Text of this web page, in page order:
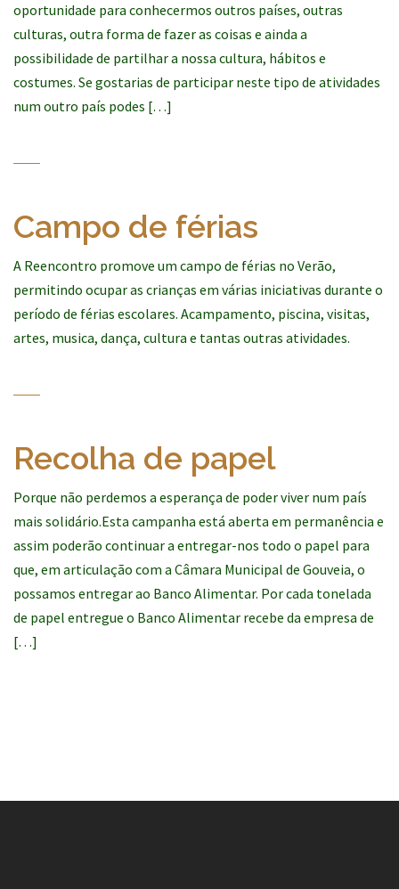
oportunidade para conhecermos outros países, outras
culturas, outra forma de fazer as coisas e ainda a
possibilidade de partilhar a nossa cultura, hábitos e
costumes. Se gostarias de participar neste tipo de atividades
num outro país podes […]
Campo de férias
A Reencontro promove um campo de férias no Verão,
permitindo ocupar as crianças em várias iniciativas durante o
período de férias escolares. Acampamento, piscina, visitas,
artes, musica, dança, cultura e tantas outras atividades.
Recolha de papel
Porque não perdemos a esperança de poder viver num país
mais solidário.Esta campanha está aberta em permanência e
assim poderão continuar a entregar-nos todo o papel para
que, em articulação com a Câmara Municipal de Gouveia, o
possamos entregar ao Banco Alimentar. Por cada tonelada
de papel entregue o Banco Alimentar recebe da empresa de
[…]